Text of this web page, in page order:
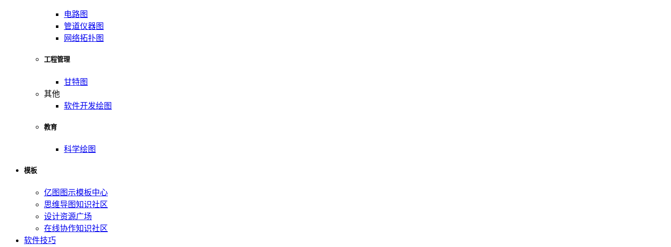
电路图
管道仪器图
网络拓扑图
工程管理
甘特图
其他
软件开发绘图
教育
科学绘图
模板
亿图图示模板中心
思维导图知识社区
设计资源广场
在线协作知识社区
软件技巧